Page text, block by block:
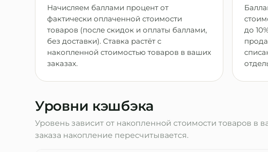
Начисляем баллами процент от
фактически оплаченной стоимости
товаров (после скидок и оплаты баллами,
без доставки). Ставка растёт с
накопленной стоимостью товаров в ваших
заказах.
до
Уровни кэшбэка
Уровень зависит от накопленной стоимости товаров в
заказа накопление пересчитывается.